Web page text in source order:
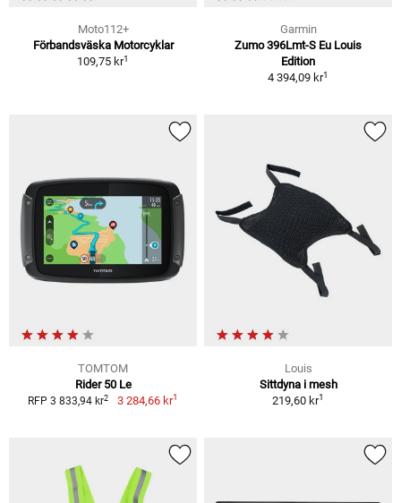
Moto112+
Förbandsväska Motorcyklar
109,75 kr1
Garmin
Zumo 396Lmt-S Eu Louis
Edition
4 394,09 kr1
TOMTOM
Rider 50 Le
RFP 3 833,94 kr2 3 284,66 kr1
Louis
Sittdyna i mesh
219,60 kr1